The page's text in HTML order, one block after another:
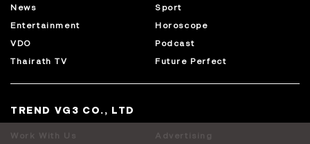
News
Sport
Entertainment
Horoscope
VDO
Podcast
Thairath TV
Future Perfect
TREND VG3 CO., LTD
Work With Us Advertising